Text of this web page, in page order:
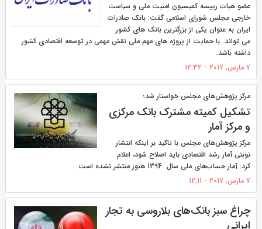
​عضو هیات رییسه کمیسیون امنیت ملی و سیاست
خارجی مجلس شورای اسلامی گفت: بانک صادرات
ایران به عنوان یکی از بزرگترین بانک های کشور
می تواند با حمایت از پروژه های مهم ملی نقش مهمی در توسعه اقتصادی کشور
داشته باشد.
7 مارس, 2017 - 12:32
مرکز پژوهش‌های مجلس خواستار شد؛
تشکیل کمیته مشترک بانک مرکزی
و مرکز آمار
مرکز پژوهش‌های مجلس با تاکید بر اینکه انتشار
نوبتی آمار رشد اقتصادی باید اصلاح شود،‌ اعلام
کرد: آمار حساب‌های ملی سال 1394 هنوز منتشر نشده است.
7 مارس, 2017 - 12:11
چراغ سبز بانک‌های بلاروسی به تجار
ایرانی